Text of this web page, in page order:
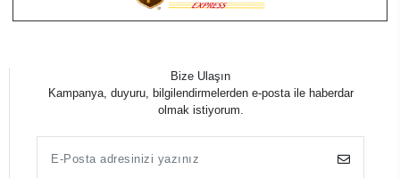
Bize Ulaşın
Kampanya, duyuru, bilgilendirmelerden e-posta ile haberdar
olmak istiyorum.